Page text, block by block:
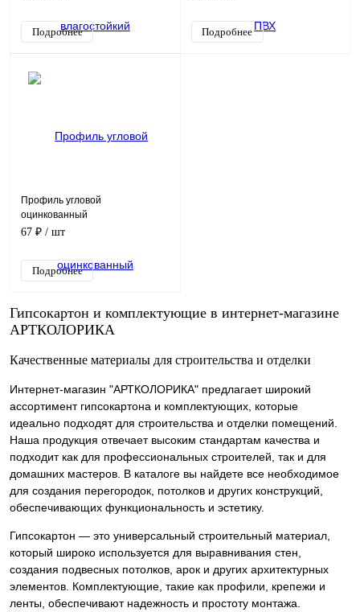
Подробнее Подробнее
Профиль угловой
оцинкованный
67 ₽ / шт
Подробнее
Гипсокартон и комплектующие в интернет-магазине
АРТКОЛОРИКА
Качественные материалы для строительства и отделки
Интернет-магазин "АРТКОЛОРИКА" предлагает широкий
ассортимент гипсокартона и комплектующих, которые
идеально подходят для строительства и отделки помещений.
Наша продукция отвечает высоким стандартам качества и
подходит как для профессиональных строителей, так и для
домашних мастеров. В каталоге вы найдете все необходимое
для создания перегородок, потолков и других конструкций,
обеспечивающих функциональность и эстетику.
Гипсокартон — это универсальный строительный материал,
который широко используется для выравнивания стен,
создания подвесных потолков, арок и других архитектурных
элементов. Комплектующие, такие как профили, крепежи и
ленты, обеспечивают надежность и простоту монтажа.